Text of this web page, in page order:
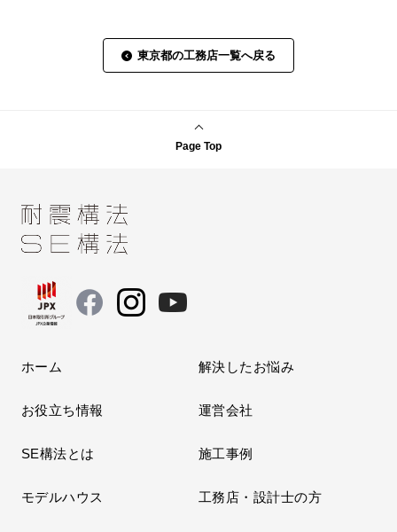
東京都の工務店一覧へ戻る
Page Top
ホーム 解決したお悩み
お役立ち情報 運営会社
SE構法とは 施工事例
モデルハウス 工務店・設計士の方